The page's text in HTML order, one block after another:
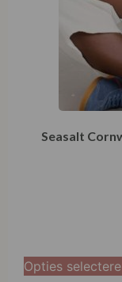
Seasalt
Opties